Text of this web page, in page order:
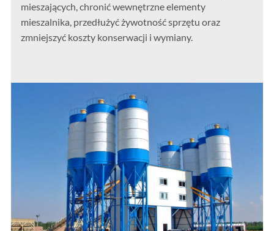
mieszających, chronić wewnętrzne elementy
mieszalnika, przedłużyć żywotność sprzętu oraz
zmniejszyć koszty konserwacji i wymiany.